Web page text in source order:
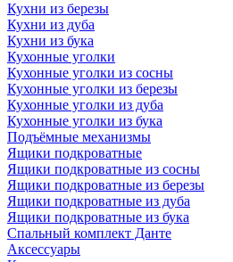
Кухни из березы
Кухни из дуба
Кухни из бука
Кухонные уголки
Кухонные уголки из сосны
Кухонные уголки из березы
Кухонные уголки из дуба
Кухонные уголки из бука
Подъёмные механизмы
Ящики подкроватные
Ящики подкроватные из сосны
Ящики подкроватные из березы
Ящики подкроватные из дуба
Ящики подкроватные из бука
Спальный комплект Данте
Аксессуары